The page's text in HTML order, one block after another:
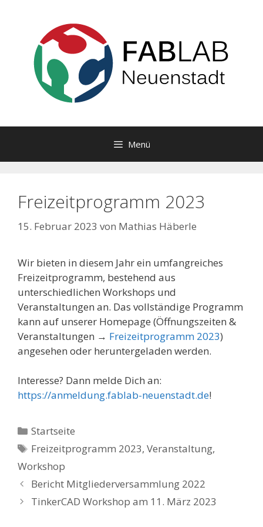
Menü
Freizeitprogramm 2023
15. Februar 2023 von Mathias Häberle
Wir bieten in diesem Jahr ein umfangreiches
Freizeitprogramm, bestehend aus
unterschiedlichen Workshops und
Veranstaltungen an. Das vollständige Programm
kann auf unserer Homepage (Öffnungszeiten &
Veranstaltungen → Freizeitprogramm 2023)
angesehen oder heruntergeladen werden.
Interesse? Dann melde Dich an:
https://anmeldung.fablab-neuenstadt.de!
Kategorien
Startseite
Schlagwörter
Freizeitprogramm 2023,Veranstaltung,
Workshop
Bericht Mitgliederversammlung 2022
TinkerCAD Workshop am 11. März 2023